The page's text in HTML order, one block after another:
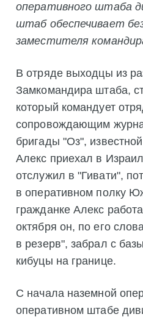
оперативного штаба
штаб обеспечивает
заместителя
В отряде выходцы из
Замкомандира штаба,
который командует
сопровождающим
бригады "Оз",
Алекс приехал в
отслужил в "Гивати",
в оперативном полку
гражданке Алекс
октября он, по его
в резерв", забрал с
кибуцы на границе.
С начала наземной
оперативном штабе